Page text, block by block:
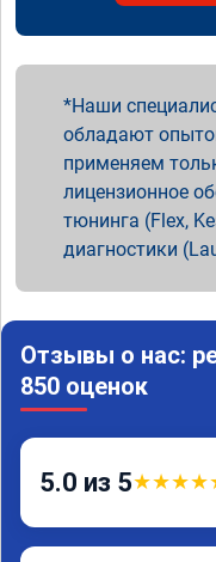
Наши
обладают
применяем
лицензионное
тюнинга (Flex,
диагностики
Отзывы о нас:
850 оценок
5.0 из 5★★★★